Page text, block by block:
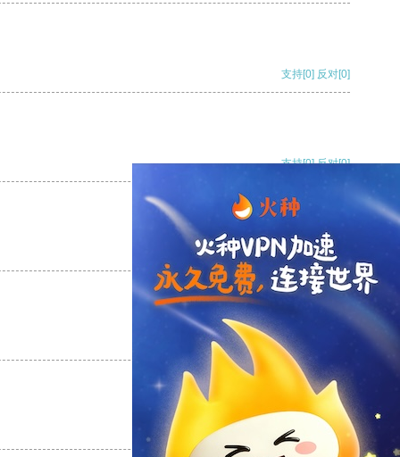
支持[0] 反对[0]
支持[0] 反对[0]
支持[0] 反对
支持
支持 反对 [0]